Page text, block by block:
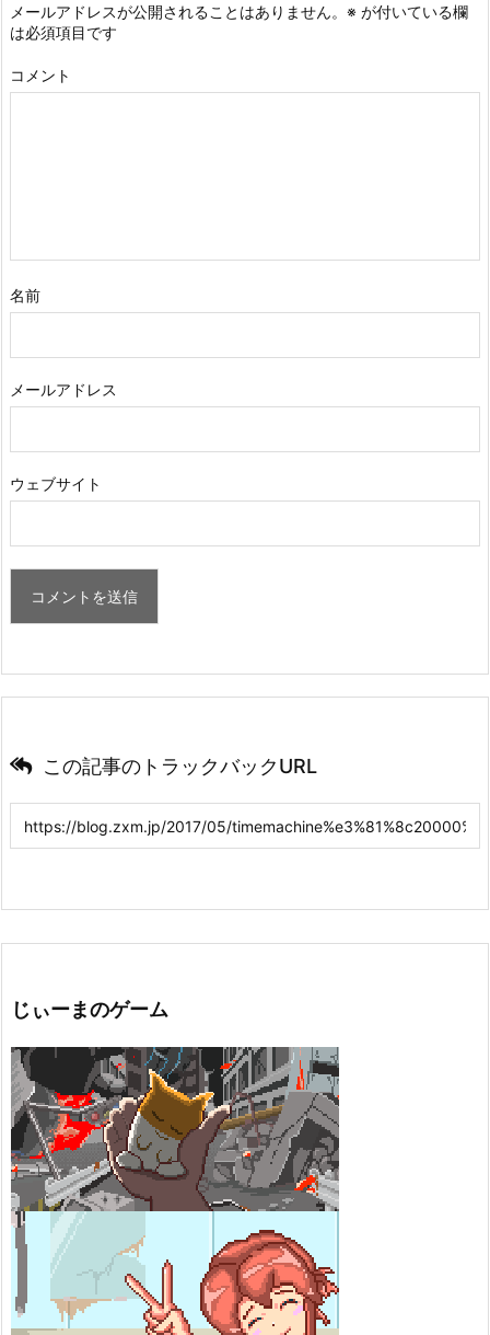
メールアドレスが公開されることはありません。 ※ が付いている欄
は必須項目です
コメント
名前
メールアドレス
ウェブサイト
この記事のトラックバックURL
じぃーまのゲーム